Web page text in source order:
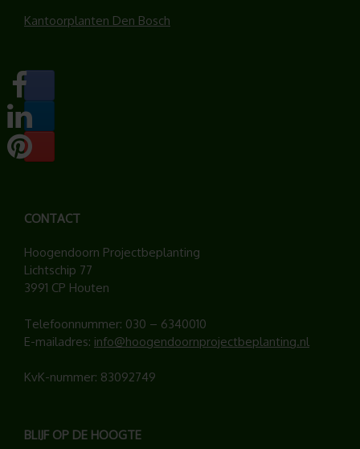
Kantoorplanten Den Bosch
CONTACT
Hoogendoorn Projectbeplanting
Lichtschip 77
3991 CP Houten
Telefoonnummer: 030 – 6340010
E-mailadres: info@hoogendoornprojectbeplanting.nl
KvK-nummer: 83092749
BLIJF OP DE HOOGTE